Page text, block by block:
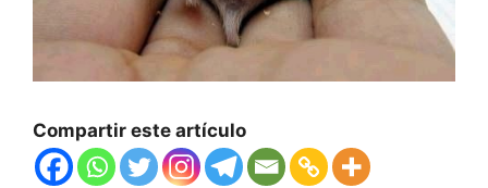
Compartir este artículo